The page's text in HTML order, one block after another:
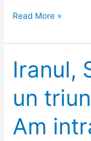
mare
din
Turnurile
Teheran
Read More »
Iranul,
un
Am